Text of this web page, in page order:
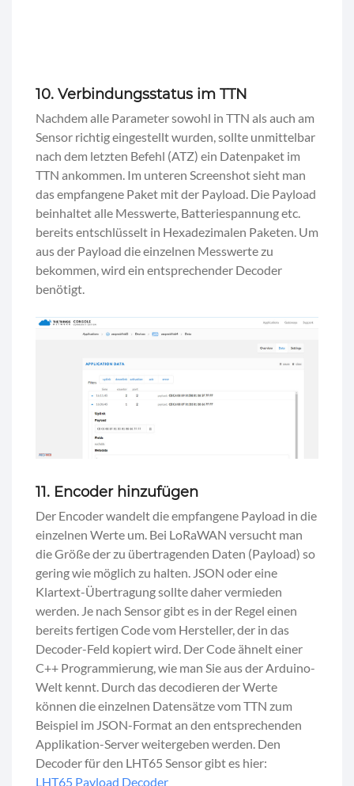
10. Verbindungsstatus im TTN
Nachdem alle Parameter sowohl in TTN als auch am
Sensor richtig eingestellt wurden, sollte unmittelbar
nach dem letzten Befehl (ATZ) ein Datenpaket im
TTN ankommen. Im unteren Screenshot sieht man
das empfangene Paket mit der Payload. Die Payload
beinhaltet alle Messwerte, Batteriespannung etc.
bereits entschlüsselt in Hexadezimalen Paketen. Um
aus der Payload die einzelnen Messwerte zu
bekommen, wird ein entsprechender Decoder
benötigt.
11. Encoder hinzufügen
Der Encoder wandelt die empfangene Payload in die
einzelnen Werte um. Bei LoRaWAN versucht man
die Größe der zu übertragenden Daten (Payload) so
gering wie möglich zu halten. JSON oder eine
Klartext-Übertragung sollte daher vermieden
werden. Je nach Sensor gibt es in der Regel einen
bereits fertigen Code vom Hersteller, der in das
Decoder-Feld kopiert wird. Der Code ähnelt einer
C++ Programmierung, wie man Sie aus der Arduino-
Welt kennt. Durch das decodieren der Werte
können die einzelnen Datensätze vom TTN zum
Beispiel im JSON-Format an den entsprechenden
Applikation-Server weitergeben werden. Den
Decoder für den LHT65 Sensor gibt es hier:
LHT65 Payload Decoder